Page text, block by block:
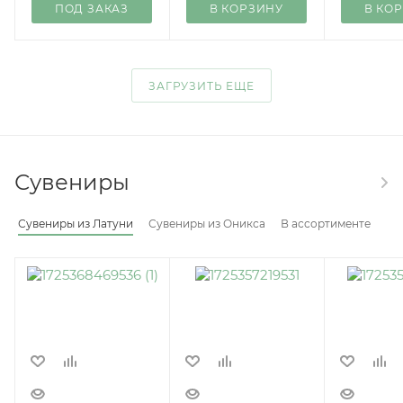
ПОД ЗАКАЗ В КОРЗИНУ В
ЗАГРУЗИТЬ ЕЩЕ
Сувениры
Сувениры из Латуни Сувениры из Оникса В ассортименте